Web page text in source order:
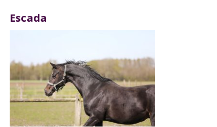
Escada